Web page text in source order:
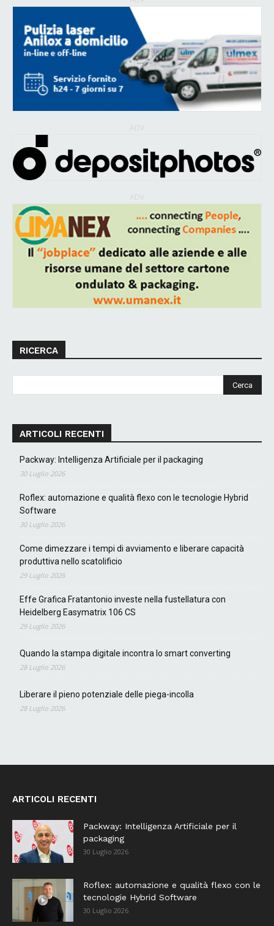
RICERCA
ARTICOLI RECENTI
Packway: Intelligenza Artificiale per il packaging
30 Luglio 2026
Roflex: automazione e qualità flexo con le tecnologie Hybrid
Software
30 Luglio 2026
Come dimezzare i tempi di avviamento e liberare capacità
produttiva nello scatolificio
29 Luglio 2026
Effe Grafica Fratantonio investe nella fustellatura con
Heidelberg Easymatrix 106 CS
29 Luglio 2026
Quando la stampa digitale incontra lo smart converting
28 Luglio 2026
Liberare il pieno potenziale delle piega-incolla
28 Luglio 2026
ARTICOLI RECENTI
Packway: Intelligenza Artificiale per il
packaging
30 Luglio 2026
Roflex: automazione e qualità flexo con le
tecnologie Hybrid Software
30 Luglio 2026